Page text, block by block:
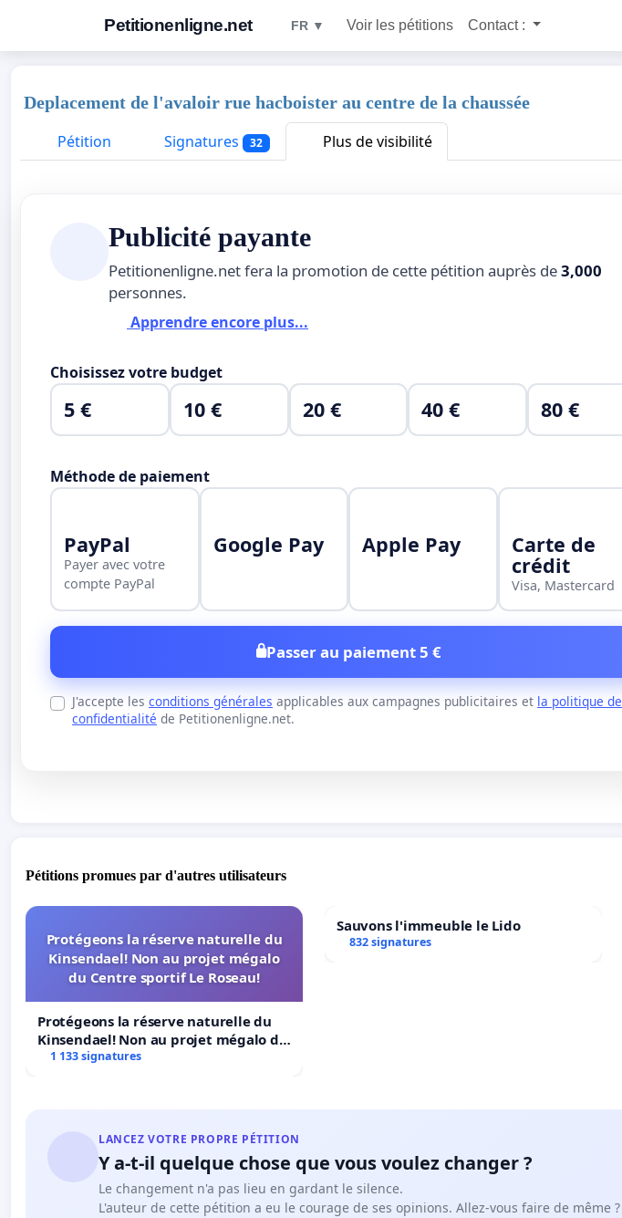
Petitionenligne.net FR ▼ Voir les pétitions Contact :
Deplacement de l'avaloir rue hacboister au centre de la chaussée
Pétition
Signatures 32 Plus de visibilité
Publicité payante
Petitionenligne.net fera la promotion de cette pétition auprès de3,000
personnes.
Apprendre encore plus...
Choisissez votre budget
5 € 10 € 20 € 40 € 80 €
Méthode de paiement
PayPal
Payer avec votre
compte PayPal
Google Pay Apple Pay Carte de
crédit
Visa, Mastercard
Passer au paiement 5 €
J'accepte les conditions générales applicables aux campagnes publicitaires et la politique de
confidentialité de Petitionenligne.net.
Pétitions promues par d'autres utilisateurs
Protégeons la réserve naturelle du
Kinsendael! Non au projet mégalo
du Centre sportif Le Roseau!
Protégeons la réserve naturelle du
Kinsendael! Non au projet mégalo du
Centre sportif Le Roseau!
1 133 signatures
Sauvons l'immeuble le Lido
832 signatures
LANCEZ VOTRE PROPRE PÉTITION
Y a-t-il quelque chose que vous voulez changer ?
Le changement n'a pas lieu en gardant le silence.
L'auteur de cette pétition a eu le courage de ses opinions. Allez-vous faire de même ?